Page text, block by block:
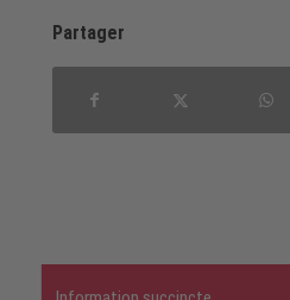
Partager